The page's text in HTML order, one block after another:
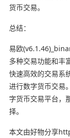
货币交易。
总结：
易欧
多种交易功能和丰
快速高效的交易系
进行数字货币交易
字货币交易平台，
择。
本文由好物分享